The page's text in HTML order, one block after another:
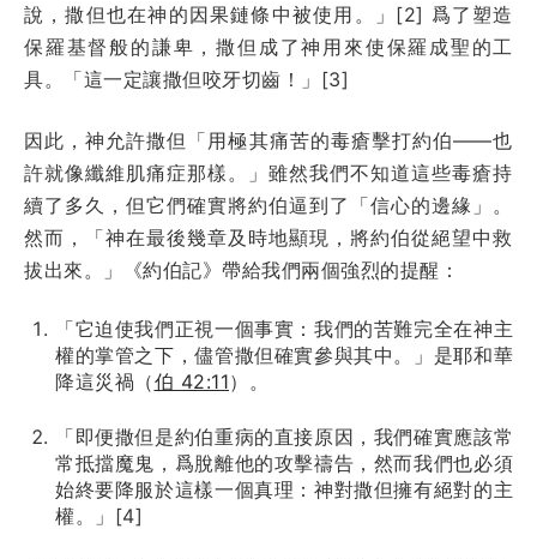
說，撒但也在神的因果鏈條中被使用。」[2] 爲了塑造
保羅基督般的謙卑，撒但成了神用來使保羅成聖的工
具。「這一定讓撒但咬牙切齒！」[3]
因此，神允許撒但「用極其痛苦的毒瘡擊打約伯——也
許就像纖維肌痛症那樣。」雖然我們不知道這些毒瘡持
續了多久，但它們確實將約伯逼到了「信心的邊緣」。
然而，「神在最後幾章及時地顯現，將約伯從絕望中救
拔出來。」《約伯記》帶給我們兩個強烈的提醒：
「它迫使我們正視一個事實：我們的苦難完全在神主
權的掌管之下，儘管撒但確實參與其中。」是耶和華
降這災禍（伯 42:11）。
「即便撒但是約伯重病的直接原因，我們確實應該常
常抵擋魔鬼，爲脫離他的攻擊禱告，然而我們也必須
始終要降服於這樣一個真理：神對撒但擁有絕對的主
權。」[4]